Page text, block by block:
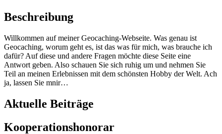
Beschreibung
Willkommen auf meiner Geocaching-Webseite. Was genau ist
Geocaching, worum geht es, ist das was für mich, was brauche ich
dafür? Auf diese und andere Fragen möchte diese Seite eine
Antwort geben. Also schauen Sie sich ruhig um und nehmen Sie
Teil an meinen Erlebnissen mit dem schönsten Hobby der Welt. Ach
ja, lassen Sie mnir…
Aktuelle Beiträge
Kooperationshonorar